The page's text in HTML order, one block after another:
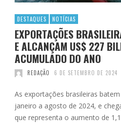
DESTAQUES NOTÍCIAS
EXPORTAÇÕES
E ALCANÇAM US$ 227
ACUMULADO DO ANO
REDAÇÃO 6 DE SETEMBRO DE 2024
As exportações brasileiras
janeiro a agosto de 2024, e
que representa o aumento de